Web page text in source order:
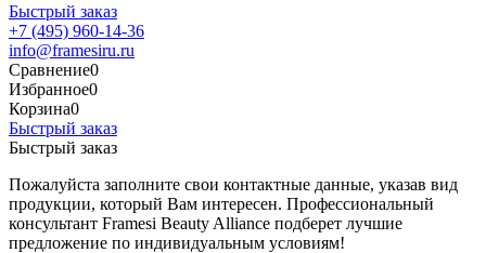
Быстрый заказ
+7 (495) 960-14-36
info@framesiru.ru
Сравнение0
Избранное0
Корзина0
Быстрый заказ
Быстрый заказ
Пожалуйста заполните свои контактные данные, указав вид
продукции, который Вам интересен. Профессиональный
консультант Framesi Beauty Alliance подберет лучшие
предложение по индивидуальным условиям!